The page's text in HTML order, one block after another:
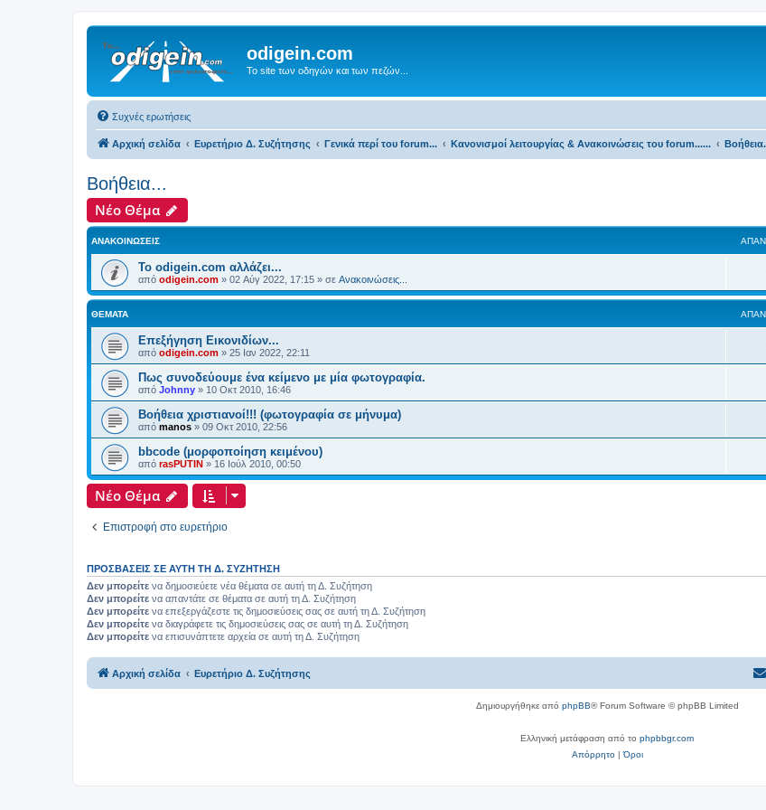
odigein.com
Το site των οδηγών και των πεζών...
Συχνές ερωτήσεις
Αρχική σελίδα Ευρετήριο Δ. Συζήτησης Γενικά περί του forum... Κανονισμοί λειτουργίας & Ανακοινώσεις του forum......
Βοήθεια...
Νέο Θέμα
ΑΝΑΚΟΙΝΏΣΕΙΣ
Το odigein.com αλλάζει...
από odigein.com » 02 Αύγ 2022, 17:15 » σε Ανακοινώσεις...
ΘΈΜΑΤΑ
Επεξήγηση Εικονιδίων...
από odigein.com » 25 Ιαν 2022, 22:11
Πως συνοδεύουμε ένα κείμενο με μία φωτογραφία.
από Johnny » 10 Οκτ 2010, 16:46
Βοήθεια χριστιανοί!!! (φωτογραφία σε μήνυμα)
από manos » 09 Οκτ 2010, 22:56
bbcode (μορφοποίηση κειμένου)
από rasPUTIN » 16 Ιούλ 2010, 00:50
Νέο Θέμα
Επιστροφή στο ευρετήριο
ΠΡΟΣΒΆΣΕΙΣ ΣΕ ΑΥΤΉ ΤΗ Δ. ΣΥΖΉΤΗΣΗ
Δεν μπορείτε να δημοσιεύετε νέα θέματα σε αυτή τη Δ. Συζήτηση
Δεν μπορείτε να απαντάτε σε θέματα σε αυτή τη Δ. Συζήτηση
Δεν μπορείτε να επεξεργάζεστε τις δημοσιεύσεις σας σε αυτή τη Δ. Συζήτηση
Δεν μπορείτε να διαγράφετε τις δημοσιεύσεις σας σε αυτή τη Δ. Συζήτηση
Δεν μπορείτε να επισυνάπτετε αρχεία σε αυτή τη Δ. Συζήτηση
Αρχική σελίδα Ευρετήριο Δ. Συζήτησης
Δημιουργήθηκε από phpBB® Forum Software © phpBB Limited
Ελληνική μετάφραση από το phpbbgr.com
Απόρρητο|Όροι